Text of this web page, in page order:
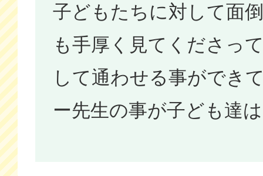
子どもたちに対して面
も手厚く見てくださっ
して通わせる事ができ
ー先生の事が子ども達